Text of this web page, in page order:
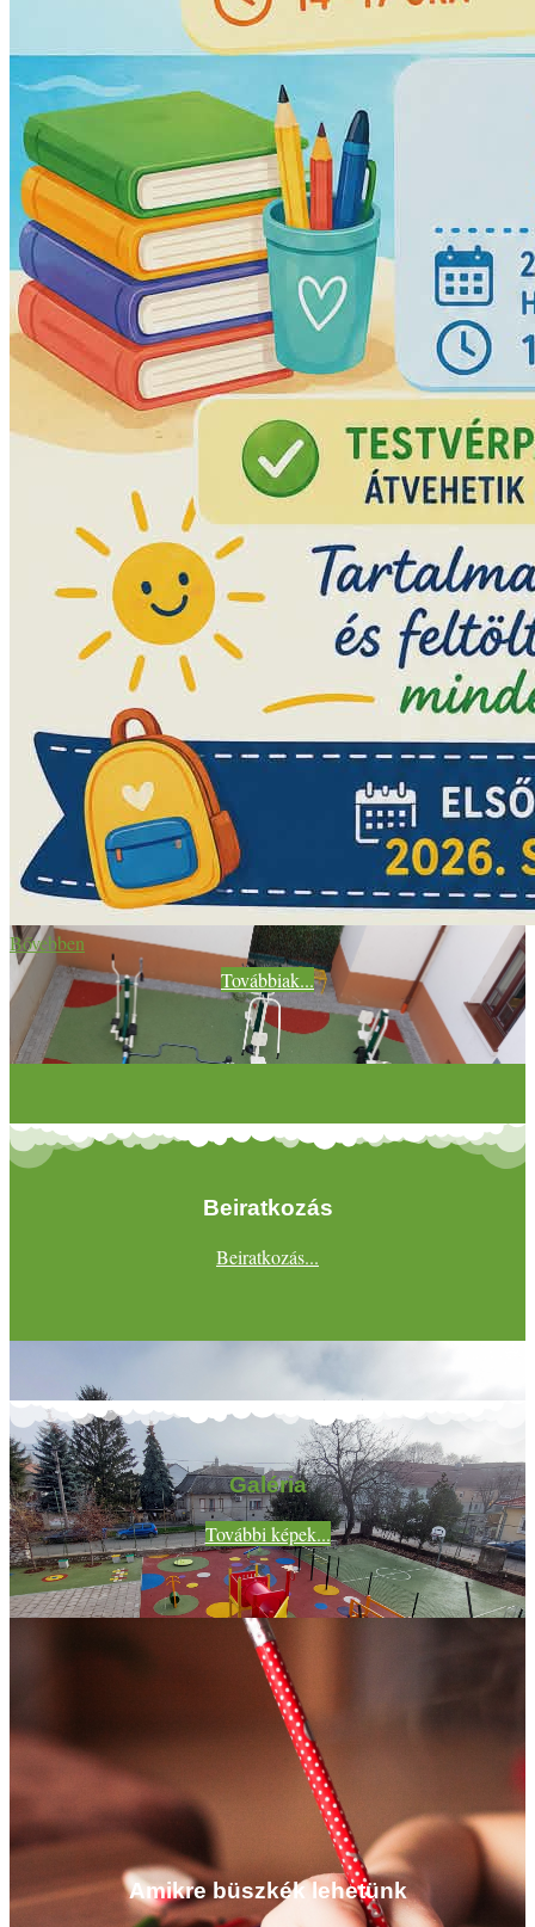
Bővebben
Továbbiak...
Beiratkozás
Beiratkozás...
Galéria
További képek...
Amikre büszkék lehetünk